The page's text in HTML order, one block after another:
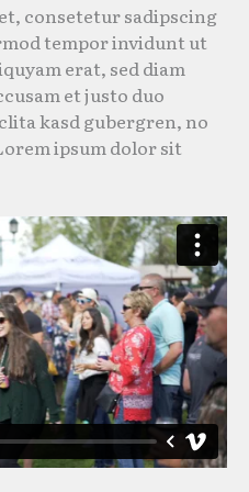
consetetur sadipscing
tempor invidunt ut
erat, sed diam
et justo duo
kasd gubergren, no
ipsum dolor sit